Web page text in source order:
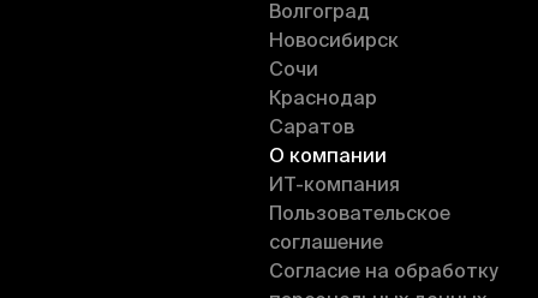
Волгоград
Новосибирск
Сочи
Краснодар
Саратов
О компании
ИT-компания
Пользовательское
соглашение
Согласие на обработку